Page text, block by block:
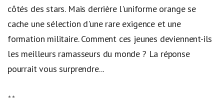
côtés des stars. Mais derrière l'uniforme orange se
cache une sélection d'une rare exigence et une
formation militaire. Comment ces jeunes deviennent-ils
les meilleurs ramasseurs du monde ? La réponse
pourrait vous surprendre...
**